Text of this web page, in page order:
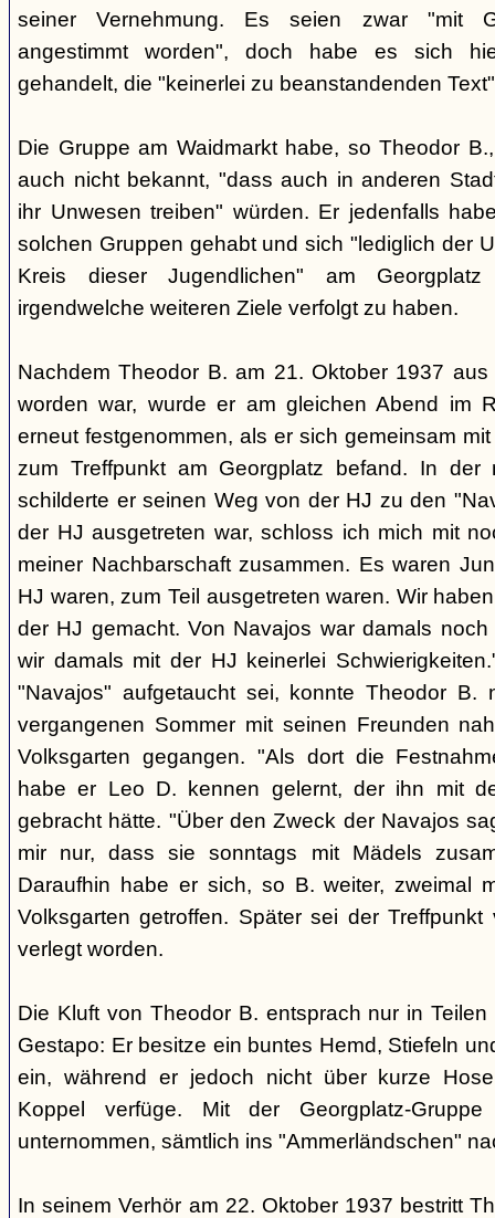
seiner Vernehmung. Es seien zwar "mit
angestimmt worden", doch habe es sich
gehandelt, die "keinerlei zu beanstandenden
Die Gruppe am Waidmarkt habe, so Theodor
auch nicht bekannt, "dass auch in anderen
ihr Unwesen treiben" würden. Er jedenfalls
solchen Gruppen gehabt und sich "lediglich der
Kreis dieser Jugendlichen" am
irgendwelche weiteren Ziele verfolgt zu haben.
Nachdem Theodor B. am 21. Oktober 1937
worden war, wurde er am gleichen Abend im
erneut festgenommen, als er sich gemeinsam
zum Treffpunkt am Georgplatz befand. In der
schilderte er seinen Weg von der HJ zu den
der HJ ausgetreten war, schloss ich mich mit
meiner Nachbarschaft zusammen. Es waren
HJ waren, zum Teil ausgetreten waren. Wir
der HJ gemacht. Von Navajos war damals
wir damals mit der HJ keinerlei
"Navajos" aufgetaucht sei, konnte Theodor B.
vergangenen Sommer mit seinen Freunden
Volksgarten gegangen. "Als dort die
habe er Leo D. kennen gelernt, der ihn mit
gebracht hätte. "Über den Zweck der Navajos
mir nur, dass sie sonntags mit Mädels
Daraufhin habe er sich, so B. weiter, zweimal
Volksgarten getroffen. Später sei der
verlegt worden.
Die Kluft von Theodor B. entsprach nur in
Gestapo: Er besitze ein buntes Hemd, Stiefeln
ein, während er jedoch nicht über kurze
Koppel verfüge. Mit der Georgplatz-
unternommen, sämtlich ins "Ammerländschen"
In seinem Verhör am 22. Oktober 1937 bestritt